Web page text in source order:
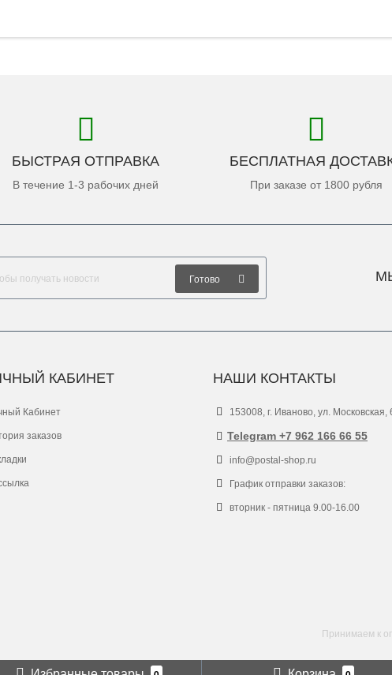
БЫСТРАЯ ОТПРАВКА
В течение 1-3 рабочих дней
БЕСПЛАТНАЯ
При заказе от 1800 рубля
Готово
КАБИНЕТ
Кабинет
заказов
НАШИ КОНТАКТЫ
153008, г. Иваново, ул. Московская,
Telegram +7 962 166 66 55
info@postal-shop.ru
График отправки заказов:
вторник - пятница 9.00-16.00
Принимаем к